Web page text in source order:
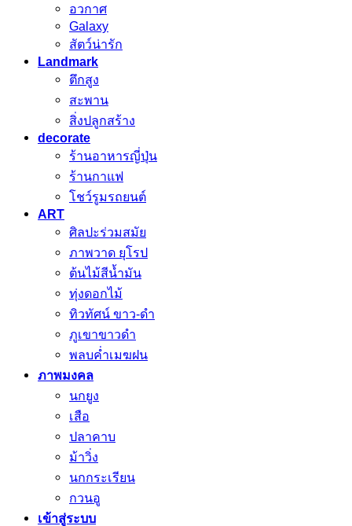
อวกาศ
Galaxy
สัตว์น่ารัก
Landmark
ตึกสูง
สะพาน
สิ่งปลูกสร้าง
decorate
ร้านอาหารญี่ปุ่น
ร้านกาแฟ
โชว์รูมรถยนต์
ART
ศิลปะร่วมสมัย
ภาพวาด ยุโรป
ต้นไม้สีน้ำมัน
ทุ่งดอกไม้
ทิวทัศน์ ขาว-ดำ
ภูเขาขาวดำ
พลบค่ำเมฆฝน
ภาพมงคล
นกยูง
เสือ
ปลาคาบ
ม้าวิ่ง
นกกระเรียน
กวนอู
เข้าสู่ระบบ